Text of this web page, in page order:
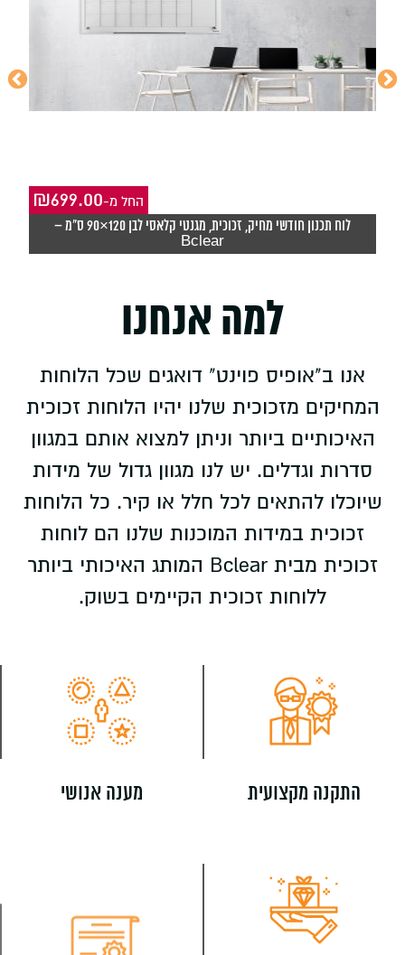
₪699.00 -החל מ
לוח תכנון חודשי מחיק, זכוכית, מגנטי קלאסי לבן 120×90 ס"מ –
Bclear
למה אנחנו
אנו ב"אופיס פוינט" דואגים שכל הלוחות
המחיקים מזכוכית שלנו יהיו הלוחות זכוכית
האיכותיים ביותר וניתן למצוא אותם במגוון
סדרות וגדלים. יש לנו מגוון גדול של מידות
שיוכלו להתאים לכל חלל או קיר. כל הלוחות
זכוכית במידות המוכנות שלנו הם לוחות
זכוכית מבית Bclear המותג האיכותי ביותר
ללוחות זכוכית הקיימים בשוק.
התקנה מקצועית מענה אנושי